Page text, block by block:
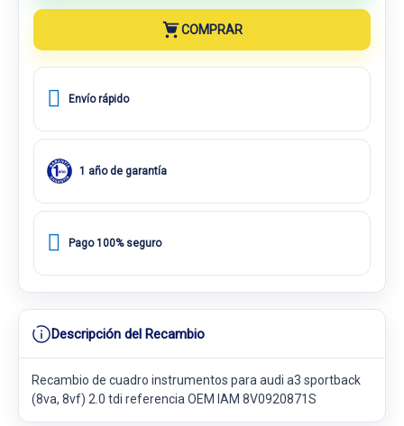
COMPRAR
Envío rápido
1 año de garantía
Pago 100% seguro
Descripción del Recambio
Recambio de cuadro instrumentos para audi a3 sportback
(8va, 8vf) 2.0 tdi referencia OEM IAM 8V0920871S